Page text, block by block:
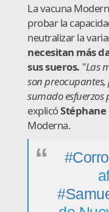
La vacuna
probar la
neutralizar la
necesitan más
sus sueros. "Las
son
sumado
explicóStéphane
Moderna.